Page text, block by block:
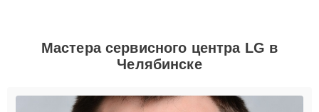
Мастера сервисного центра LG в
Челябинске